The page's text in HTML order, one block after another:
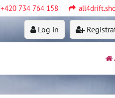
+420 734 764 158
Log in